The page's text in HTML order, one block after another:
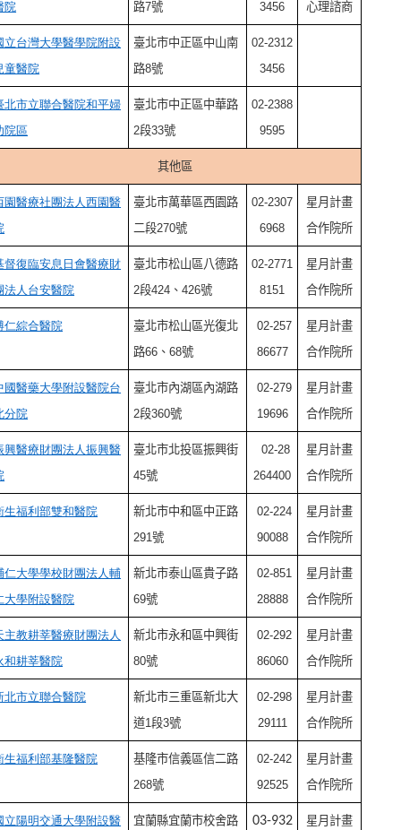
院
路7號
3456
心理諮商
立台灣大學醫學院附設
童醫院
臺北市中正區中山南
路8號
02-2312
3456
北市立聯合醫院和平婦
院區
臺北市中正區中華路
2段33號
02-2388
9595
其他區
園醫療社團法人西園醫
臺北市萬華區西園路
二段270號
02-2307
6968
星月計畫
合作院所
督復臨安息日會醫療財
法人台安醫院
臺北市松山區八德路
2段424、426號
02-2771
8151
星月計畫
合作院所
仁綜合醫院 臺北市松山區光復北
路66、68號
02-257
86677
星月計畫
合作院所
國醫藥大學附設醫院台
分院
臺北市內湖區內湖路
2段360號
02-279
19696
星月計畫
合作院所
興醫療財團法人振興醫
臺北市北投區振興街
45號
02-28
264400
星月計畫
合作院所
生福利部雙和醫院
新北市中和區中正路
291號
02-224
90088
星月計畫
合作院所
仁大學學校財團法人輔
大學附設醫院
新北市泰山區貴子路
69號
02-851
28888
星月計畫
合作院所
主教耕莘醫療財團法人
和耕莘醫院
新北市永和區中興街
80號
02-292
86060
星月計畫
合作院所
北市立聯合醫院
新北市三重區新北大
道1段3號
02-298
29111
星月計畫
合作院所
生福利部基隆醫院
基隆市信義區信二路
268號
02-242
92525
星月計畫
合作院所
立陽明交通大學附設醫
宜蘭縣宜蘭市校舍路
03-932
星月計畫